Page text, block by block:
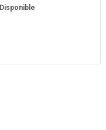
Disponible